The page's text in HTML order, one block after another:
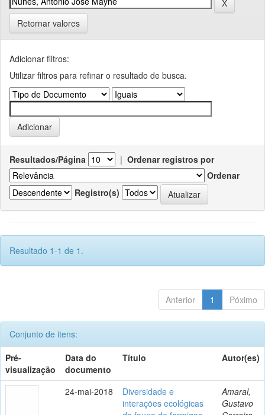
Retornar valores
Adicionar filtros:
Utilizar filtros para refinar o resultado de busca.
Resultados/Página | Ordenar registros por
Ordenar
Registro(s)
Resultado 1-1 de 1.
Anterior 1 Póximo
Conjunto de itens:
Pré-
visualização
Data do
documento
Título Autor(es)
24-mai-2018
Diversidade e
interações ecológicas
Amaral,
Gustavo